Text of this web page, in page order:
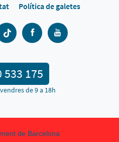
Política de galetes
533 175
de 9 a 18h